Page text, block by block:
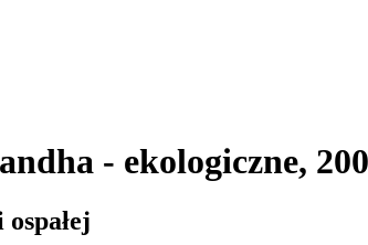
- ekologiczne,